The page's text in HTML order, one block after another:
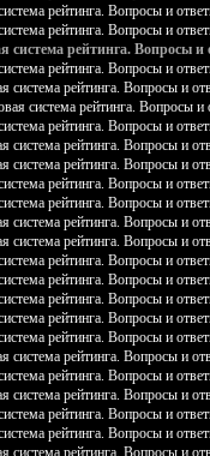
рейтинга. Вопросы и
рейтинга. Вопросы и
система рейтинга. Вопросы и
рейтинга. Вопросы и
система рейтинга. Вопросы и
система рейтинга. Вопросы и
рейтинга. Вопросы и
система рейтинга. Вопросы и
система рейтинга. Вопросы и
рейтинга. Вопросы и
рейтинга. Вопросы и
система рейтинга. Вопросы и
система рейтинга. Вопросы и
рейтинга. Вопросы и
рейтинга. Вопросы и
рейтинга. Вопросы и
рейтинга. Вопросы и
рейтинга. Вопросы и
система рейтинга. Вопросы и
рейтинга. Вопросы и
система рейтинга. Вопросы и
рейтинга. Вопросы и
рейтинга. Вопросы и
система рейтинга. Вопросы и